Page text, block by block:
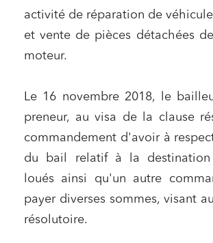
activité de réparation de
et vente de pièces détachées
moteur.
Le 16 novembre 2018, le
preneur, au visa de la clause
commandement d'avoir à
du bail relatif à la destination
loués ainsi qu'un autre
payer diverses sommes, visant
résolutoire.